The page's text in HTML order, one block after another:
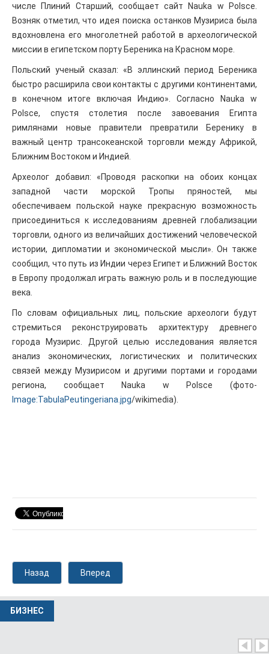
числе Плиний Старший, сообщает сайт Nauka w Polsce.
Возняк отметил, что идея поиска останков Музириса была
вдохновлена его многолетней работой в археологической
миссии в египетском порту Береника на Красном море.
Польский ученый сказал: «В эллинский период Береника
быстро расширила свои контакты с другими континентами,
в конечном итоге включая Индию». Согласно Nauka w
Polsce, спустя столетия после завоевания Египта
римлянами новые правители превратили Беренику в
важный центр трансокеанской торговли между Африкой,
Ближним Востоком и Индией.
Археолог добавил: «Проводя раскопки на обоих концах
западной части морской Тропы пряностей, мы
обеспечиваем польской науке прекрасную возможность
присоединиться к исследованиям древней глобализации
торговли, одного из величайших достижений человеческой
истории, дипломатии и экономической мысли». Он также
сообщил, что путь из Индии через Египет и Ближний Восток
в Европу продолжал играть важную роль и в последующие
века.
По словам официальных лиц, польские археологи будут
стремиться реконструировать архитектуру древнего
города Музирис. Другой целью исследования является
анализ экономических, логистических и политических
связей между Музирисом и другими портами и городами
региона, сообщает Nauka w Polsce (фото-
Image:TabulaPeutingeriana.jpg/wikimedia).
Назад Вперед
БИЗНЕС